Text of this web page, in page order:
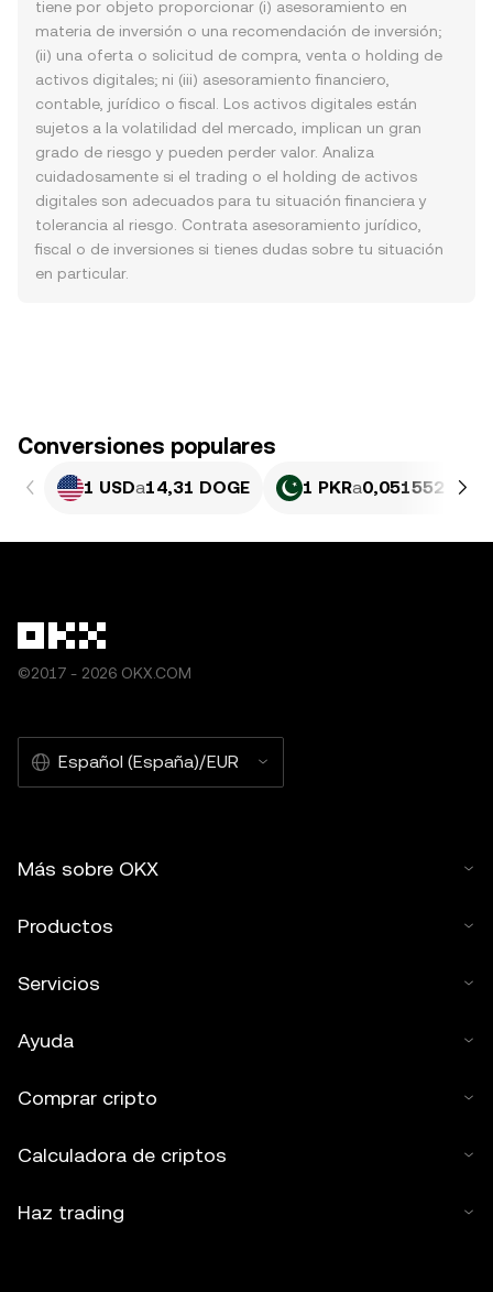
tiene por objeto proporcionar (i) asesoramiento en
materia de inversión o una recomendación de inversión;
(ii) una oferta o solicitud de compra, venta o holding de
activos digitales; ni (iii) asesoramiento financiero,
contable, jurídico o fiscal. Los activos digitales están
sujetos a la volatilidad del mercado, implican un gran
grado de riesgo y pueden perder valor. Analiza
cuidadosamente si el trading o el holding de activos
digitales son adecuados para tu situación financiera y
tolerancia al riesgo. Contrata asesoramiento jurídico,
fiscal o de inversiones si tienes dudas sobre tu situación
en particular.
Conversiones populares
1 USDa14,31 DOGE 1 PKRa0,051552
©2017 - 2026 OKX.COM
Español (España)/EUR
Más sobre OKX
Productos
Servicios
Ayuda
Comprar cripto
Calculadora de criptos
Haz trading